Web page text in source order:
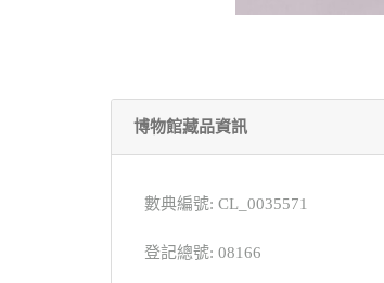
博物館藏品資訊
數典編號: CL_0035571
登記總號: 08166